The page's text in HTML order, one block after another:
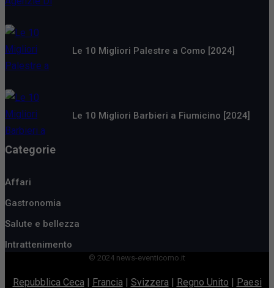
Le 10 Migliori Palestre a Como [2024]
Le 10 Migliori Barbieri a Fiumicino [2024]
Categorie
Affari
Gastronomia
Salute e bellezza
Intrattenimento
© 2024 news-eventicomo.it
Repubblica Ceca | Francia | Svizzera | Regno Unito | Paesi